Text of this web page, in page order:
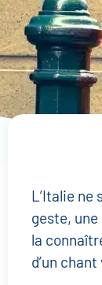
L’Italie ne
geste,
la
d’un